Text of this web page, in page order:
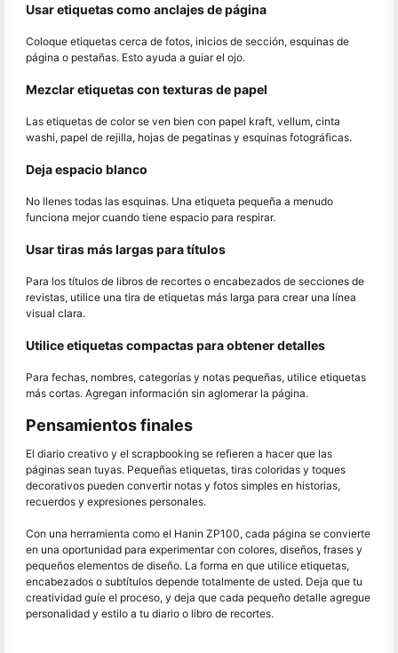
Usar etiquetas como anclajes de página
Coloque etiquetas cerca de fotos, inicios de sección, esquinas de
página o pestañas. Esto ayuda a guiar el ojo.
Mezclar etiquetas con texturas de papel
Las etiquetas de color se ven bien con papel kraft, vellum, cinta
washi, papel de rejilla, hojas de pegatinas y esquinas fotográficas.
Deja espacio blanco
No llenes todas las esquinas. Una etiqueta pequeña a menudo
funciona mejor cuando tiene espacio para respirar.
Usar tiras más largas para títulos
Para los títulos de libros de recortes o encabezados de secciones de
revistas, utilice una tira de etiquetas más larga para crear una línea
visual clara.
Utilice etiquetas compactas para obtener detalles
Para fechas, nombres, categorías y notas pequeñas, utilice etiquetas
más cortas. Agregan información sin aglomerar la página.
Pensamientos finales
El diario creativo y el scrapbooking se refieren a hacer que las
páginas sean tuyas. Pequeñas etiquetas, tiras coloridas y toques
decorativos pueden convertir notas y fotos simples en historias,
recuerdos y expresiones personales.
Con una herramienta como el Hanin ZP100, cada página se convierte
en una oportunidad para experimentar con colores, diseños, frases y
pequeños elementos de diseño. La forma en que utilice etiquetas,
encabezados o subtítulos depende totalmente de usted. Deja que tu
creatividad guíe el proceso, y deja que cada pequeño detalle agregue
personalidad y estilo a tu diario o libro de recortes.